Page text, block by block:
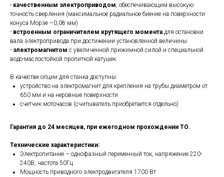
- качественным электроприводом, обеспечивающим высокую
точность сверления (максимальное радиальное биение на поверхности
конуса Морзе –0,08 мм)
- встроенным ограничителем крутящего момента для остановки
вала электропривода при достижении установленной величины
- электромагнитом с увеличенной прижимной силой и специальной
водо-маслостойкой пропиткой катушек
В качестве опции для станка доступны:
устройство на электромагнит для крепления на трубы диаметром от
650 мм и на неровные поверхности
счетчик моточасов (считыватель приобретается отдельно)
Гарантия до 24 месяцев, при ежегодном прохождении ТО.
Технические характеристики:
Электропитание – однофазный переменный ток, напряжение 220-
240В, частота 50Гц
Мощность приводного электродвигателя 1700 Вт